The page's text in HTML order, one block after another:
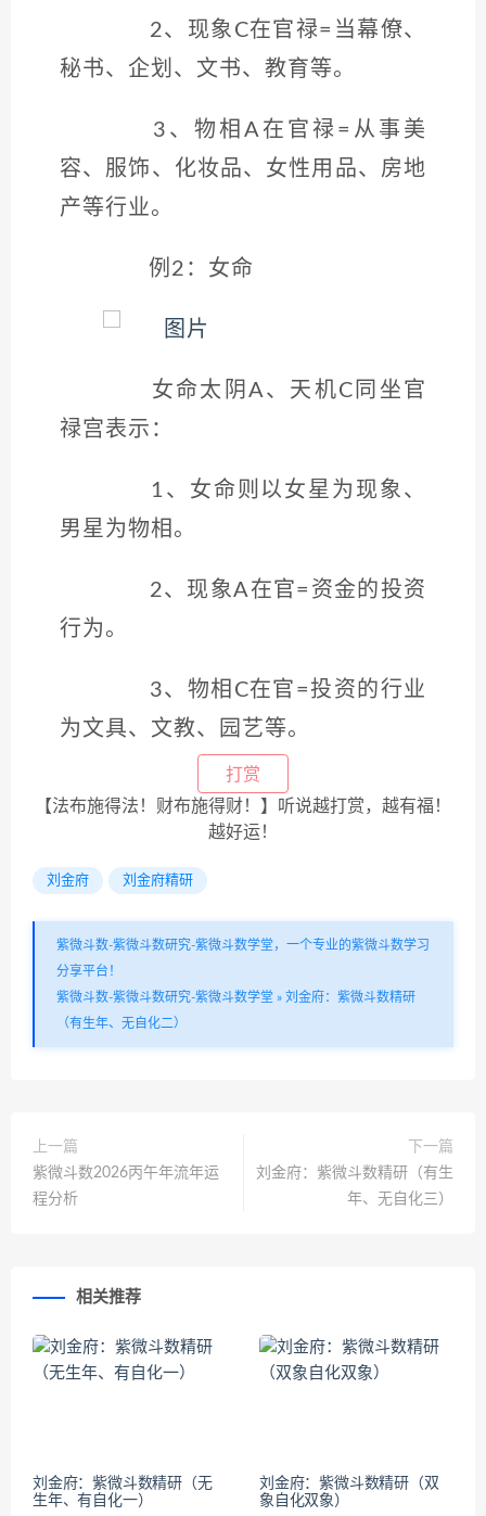
2、现象C在官禄=当幕僚、
秘书、企划、文书、教育等。
3、物相A在官禄=从事美
容、服饰、化妆品、女性用品、房地
产等行业。
例2：女命
女命太阴A、天机C同坐官
禄宫表示：
1、女命则以女星为现象、
男星为物相。
2、现象A在官=资金的投资
行为。
3、物相C在官=投资的行业
为文具、文教、园艺等。
打赏
【法布施得法！财布施得财！】听说越打赏，越有福！
越好运！
刘金府 刘金府精研
紫微斗数-紫微斗数研究-紫微斗数学堂，一个专业的紫微斗数学习
分享平台！
紫微斗数-紫微斗数研究-紫微斗数学堂 » 刘金府：紫微斗数精研
（有生年、无自化二）
上一篇
紫微斗数2026丙午年流年运
程分析
下一篇
刘金府：紫微斗数精研（有生
年、无自化三）
相关推荐
刘金府：紫微斗数精研（无
生年、有自化一）
刘金府：紫微斗数精研（双
象自化双象）